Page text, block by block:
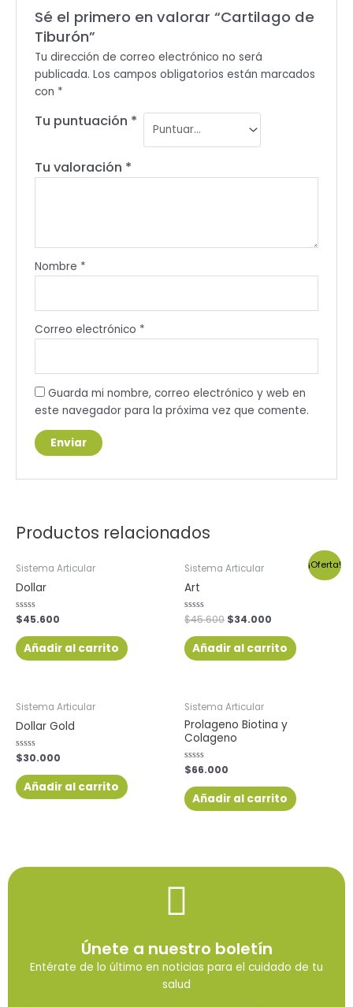
Sé el primero en valorar “Cartilago de
Tiburón”
Tu dirección de correo electrónico no será
publicada. Los campos obligatorios están marcados
con *
Tu puntuación *
Tu valoración *
Nombre *
Correo electrónico *
Guarda mi nombre, correo electrónico y web en
este navegador para la próxima vez que comente.
Productos relacionados
Sistema Articular
Dollar
Valorado
con
de
5
$45.600
Añadir al carrito
¡Oferta!
Sistema Articular
Art
Valorado
con
de
5
$45.600 $34.000
Añadir al carrito
Sistema Articular
Dollar Gold
Valorado
con
de
5
$30.000
Añadir al carrito
Sistema Articular
Prolageno Biotina y
Colageno
Valorado
con
de
5
$66.000
Añadir al carrito
Únete a nuestro boletín
Entérate de lo último en noticias para el cuidado de tu
salud